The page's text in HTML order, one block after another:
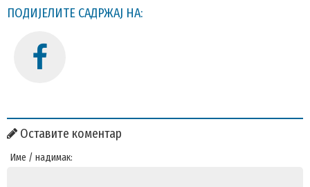
ПОДИЈЕЛИТЕ САДРЖАЈ НА:
Оставите коментар
Име / надимак: